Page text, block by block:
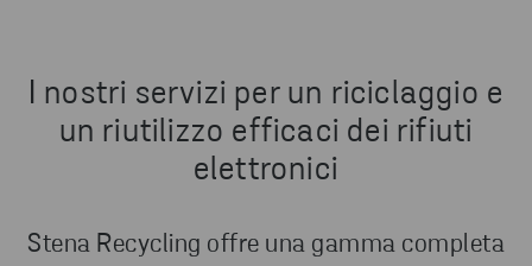
I nostri servizi per un riciclaggio e
un riutilizzo efficaci dei rifiuti
elettronici
Stena Recycling offre una gamma completa